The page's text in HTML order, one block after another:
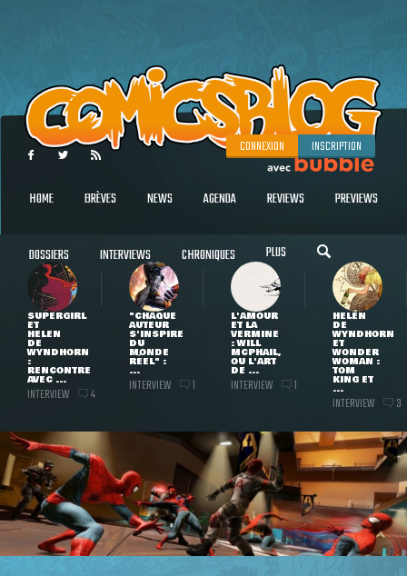
CONNEXION INSCRIPTION
HOME BRÈVES NEWS AGENDA REVIEWS PREVIEWS
DOSSIERS INTERVIEWS CHRONIQUES PLUS
SUPERGIRL
ET
HELEN
DE
WYNDHORN
:
RENCONTRE
AVEC ...
INTERVIEW 4
"CHAQUE
AUTEUR
S'INSPIRE
DU
MONDE
RÉEL" :
...
INTERVIEW 1
L'AMOUR
ET LA
VERMINE
: WILL
MCPHAIL,
OU L'ART
DE ...
INTERVIEW 1
HELEN
DE
WYNDHORN
ET
WONDER
WOMAN :
TOM
KING ET
...
INTERVIEW 3